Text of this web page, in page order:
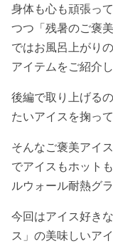
身体も心も頑張っ
つつ「残暑のご褒
ではお風呂上がり
アイテムをご紹介し
後編で取り上げる
たいアイスを掬っ
そんなご褒美アイ
でアイスもホット
ルウォール耐熱グラ
今回はアイス好き
ス」の美味しいア